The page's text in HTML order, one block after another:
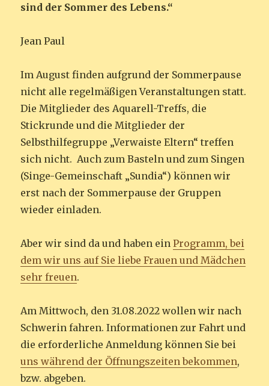
sind der Sommer des Lebens.“
Jean Paul
Im August finden aufgrund der Sommerpause
nicht alle regelmäßigen Veranstaltungen statt.
Die Mitglieder des Aquarell-Treffs, die
Stickrunde und die Mitglieder der
Selbsthilfegruppe „Verwaiste Eltern“ treffen
sich nicht. Auch zum Basteln und zum Singen
(Singe-Gemeinschaft „Sundia“) können wir
erst nach der Sommerpause der Gruppen
wieder einladen.
Aber wir sind da und haben einProgramm, bei
dem wir uns auf Sie liebe Frauen und Mädchen
sehr freuen.
Am Mittwoch, den 31.08.2022 wollen wir nach
Schwerin fahren. Informationen zur Fahrt und
die erforderliche Anmeldung können Sie bei
uns während der Öffnungszeiten bekommen,
bzw. abgeben.